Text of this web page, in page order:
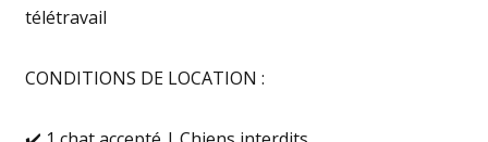
télétravail
CONDITIONS DE LOCATION :